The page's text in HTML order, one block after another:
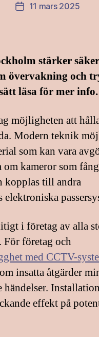
Inläggsdatum
11 mars 2025
stärker
övervakning och
läsa för mer info.
möjligheten att
Modern teknik
som kan vara
kameror som
kopplas till andra
i företag av alla
företag och
med CCTV-
insatta åtgärder
effekt på